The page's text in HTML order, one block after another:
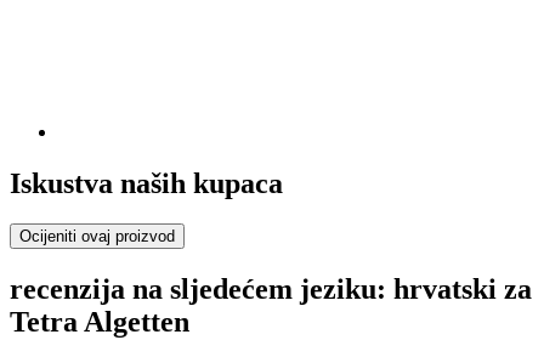
Iskustva naših kupaca
Ocijeniti ovaj proizvod
recenzija na sljedećem jeziku: hrvatski za
Tetra Algetten